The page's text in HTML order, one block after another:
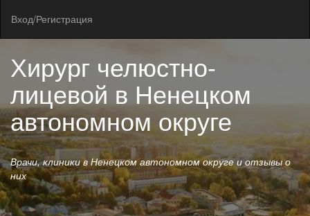
Вход/Регистрация
Хирург челюстно-
лицевой в Ненецком
автономном округе
Врачи, клиники в Ненецком автономном округе и отзывы о
них